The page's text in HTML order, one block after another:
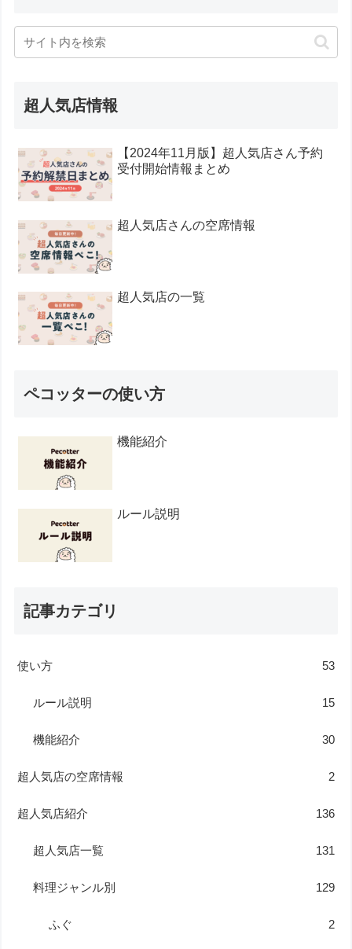
超人気店情報
【2024年11月版】超人気店さん予約
受付開始情報まとめ
超人気店さんの空席情報
超人気店の一覧
ペコッターの使い方
機能紹介
ルール説明
記事カテゴリ
使い方 53
ルール説明 15
機能紹介 30
超人気店の空席情報 2
超人気店紹介 136
超人気店一覧 131
料理ジャンル別 129
ふぐ 2